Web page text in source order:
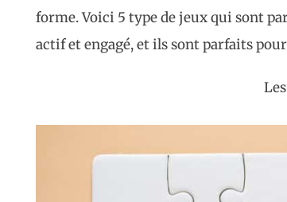
forme. Voici 5 type de jeux qui sont
actif et engagé, et ils sont parfaits